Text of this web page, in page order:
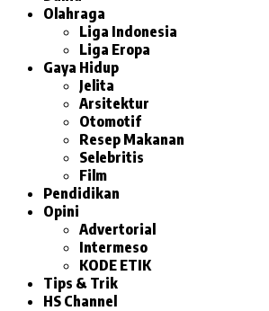
Olahraga
Liga Indonesia
Liga Eropa
Gaya Hidup
Jelita
Arsitektur
Otomotif
Resep Makanan
Selebritis
Film
Pendidikan
Opini
Advertorial
Intermeso
KODE ETIK
Tips & Trik
HS Channel